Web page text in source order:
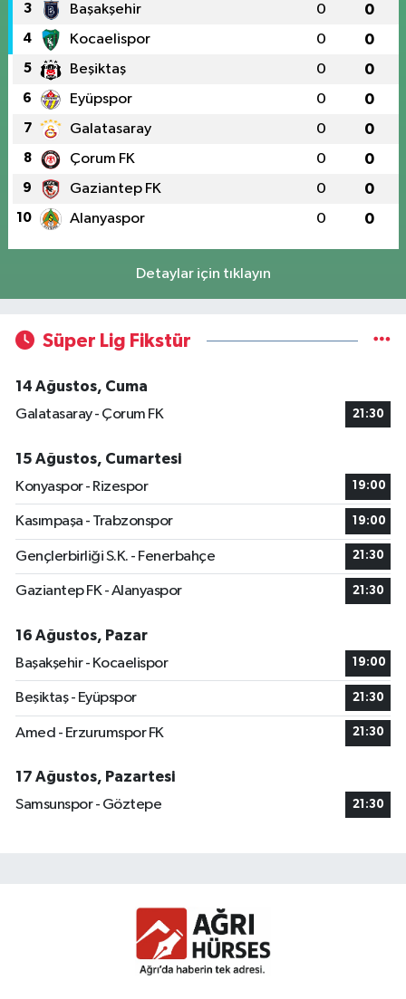
3 Başakşehir 0 0
4 Kocaelispor 0 0
5 Beşiktaş 0 0
6 Eyüpspor 0 0
7 Galatasaray 0 0
8 Çorum FK 0 0
9 Gaziantep FK 0 0
10 Alanyaspor 0 0
Detaylar için tıklayın
Süper Lig Fikstür
14 Ağustos, Cuma
Galatasaray - Çorum FK
21:30
15 Ağustos, Cumartesi
Konyaspor - Rizespor
19:00
Kasımpaşa - Trabzonspor 19:00
Gençlerbirliği S.K. - Fenerbahçe 21:30
Gaziantep FK - Alanyaspor 21:30
16 Ağustos, Pazar
Başakşehir - Kocaelispor
19:00
Beşiktaş - Eyüpspor 21:30
Amed - Erzurumspor FK 21:30
17 Ağustos, Pazartesi
Samsunspor - Göztepe
21:30